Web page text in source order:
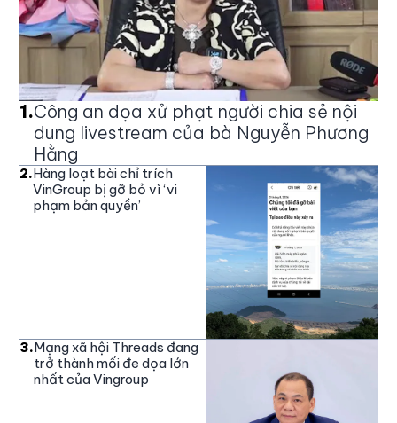
1.Công an dọa xử phạt người chia sẻ nội
dung livestream của bà Nguyễn Phương
Hằng
2.Hàng loạt bài chỉ trích
VinGroup bị gỡ bỏ vì ‘vi
phạm bản quyền’
3.Mạng xã hội Threads đang
trở thành mối đe dọa lớn
nhất của Vingroup